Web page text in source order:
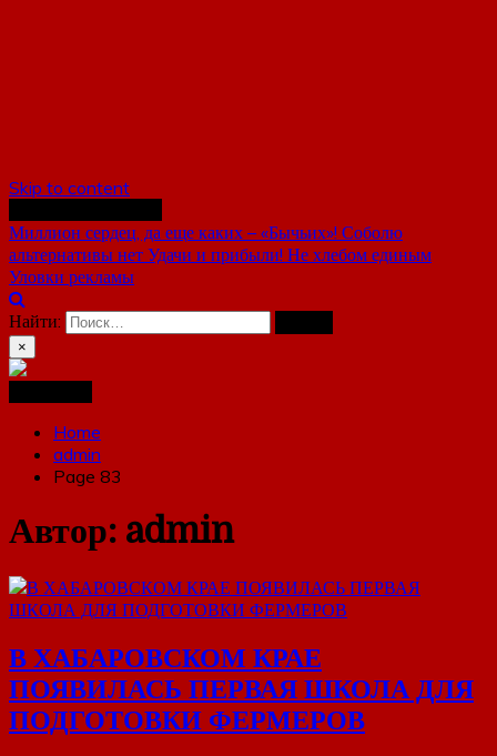
Skip to content
Миллион сердец, да еще каких – «Бычьих»! Соболю
альтернативы нет Удачи и прибыли! Не хлебом единым
Уловки рекламы
Найти:
×
Home
admin
Page 83
Автор: admin
В ХАБАРОВСКОМ КРАЕ
ПОЯВИЛАСЬ ПЕРВАЯ ШКОЛА ДЛЯ
ПОДГОТОВКИ ФЕРМЕРОВ